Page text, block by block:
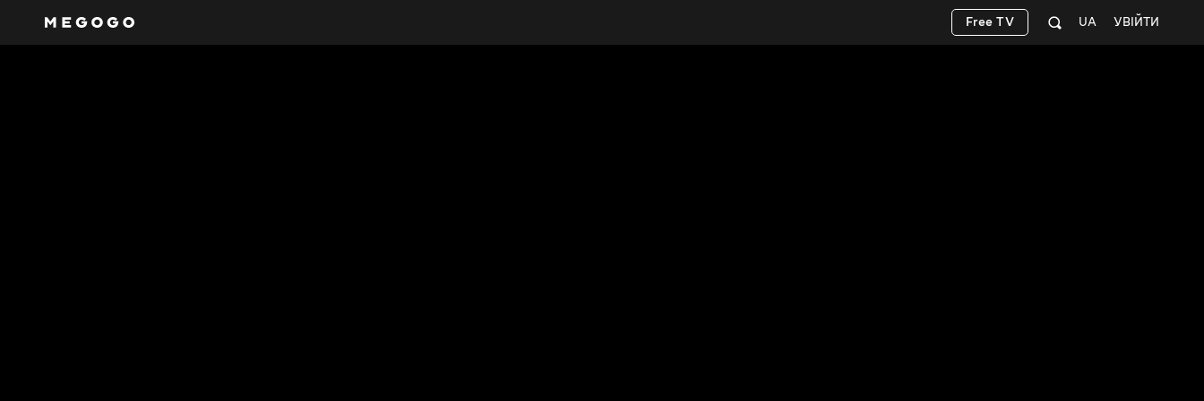
УВІЙТИ
UA
Free TV